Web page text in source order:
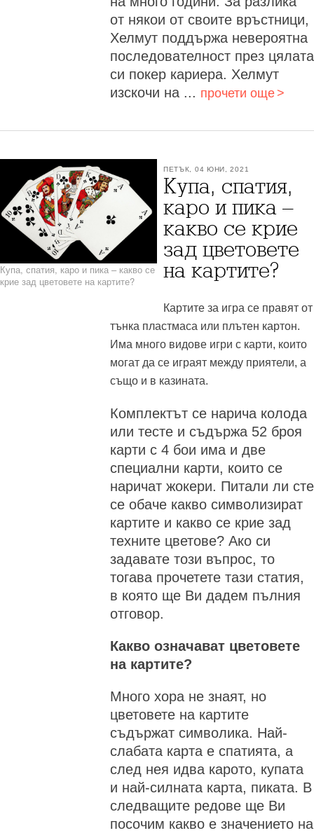
от някои от своите връстници,
Хелмут поддържа невероятна
последователност през цялата
си покер кариера. Хелмут
изскочи на ... прочети още
ПЕТЪК, 04 ЮНИ, 2021
Купа, спатия,
каро и пика –
какво се крие
зад цветовете
на картите?
Купа, спатия, каро и пика – какво се
крие зад цветовете на картите?
Картите за игра се правят от
тънка пластмаса или плътен картон.
Има много видове игри с карти, които
могат да се играят между приятели, а
също и в казината.
Комплектът се нарича колода
или тесте и съдържа 52 броя
карти с 4 бои има и две
специални карти, които се
наричат жокери. Питали ли сте
се обаче какво символизират
картите и какво се крие зад
техните цветове? Ако си
задавате този въпрос, то
тогава прочетете тази статия,
в която ще Ви дадем пълния
отговор.
Какво означават цветовете
на картите?
Много хора не знаят, но
цветовете на картите
съдържат символика. Най-
слабата карта е спатията, а
след нея идва карото, купата
и най-силната карта, пиката. В
следващите редове ще Ви
посочим какво е значението на